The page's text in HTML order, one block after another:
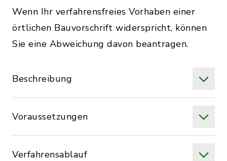
Wenn Ihr verfahrensfreies Vorhaben einer
örtlichen Bauvorschrift widerspricht, können
Sie eine Abweichung davon beantragen.
Beschreibung
Voraussetzungen
Verfahrensablauf